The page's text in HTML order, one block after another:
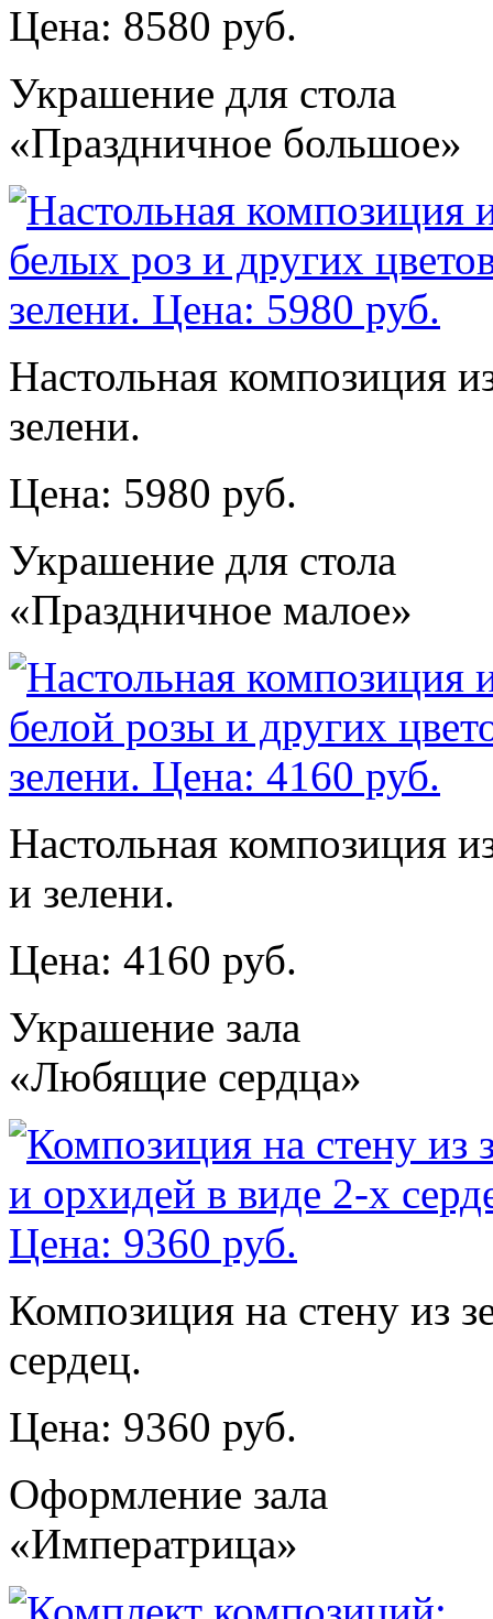
Цена: 8580 руб.
Украшение для стола
«Праздничное большое»
Настольная композиция
зелени.
Цена: 5980 руб.
Украшение для стола
«Праздничное малое»
Настольная композиция
и зелени.
Цена: 4160 руб.
Украшение зала
«Любящие сердца»
Композиция на стену из
сердец.
Цена: 9360 руб.
Оформление зала
«Императрица»